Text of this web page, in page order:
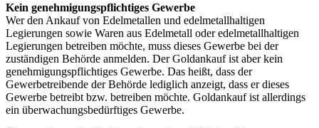
Kein genehmigungspflichtiges Gewerbe
Wer den Ankauf von Edelmetallen und edelmetallhaltigen
Legierungen sowie Waren aus Edelmetall oder edelmetallhaltigen
Legierungen betreiben möchte, muss dieses Gewerbe bei der
zuständigen Behörde anmelden. Der Goldankauf ist aber kein
genehmigungspflichtiges Gewerbe. Das heißt, dass der
Gewerbetreibende der Behörde lediglich anzeigt, dass er dieses
Gewerbe betreibt bzw. betreiben möchte. Goldankauf ist allerdings
ein überwachungsbedürftiges Gewerbe.